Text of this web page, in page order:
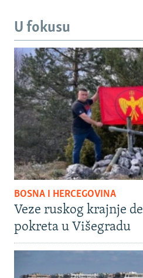
U fokusu
BOSNA I HERCEGOVINA
Veze ruskog krajnje
pokreta u Višegradu